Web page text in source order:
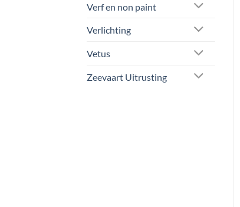
Verf en non paint
Verlichting
Vetus
Zeevaart Uitrusting